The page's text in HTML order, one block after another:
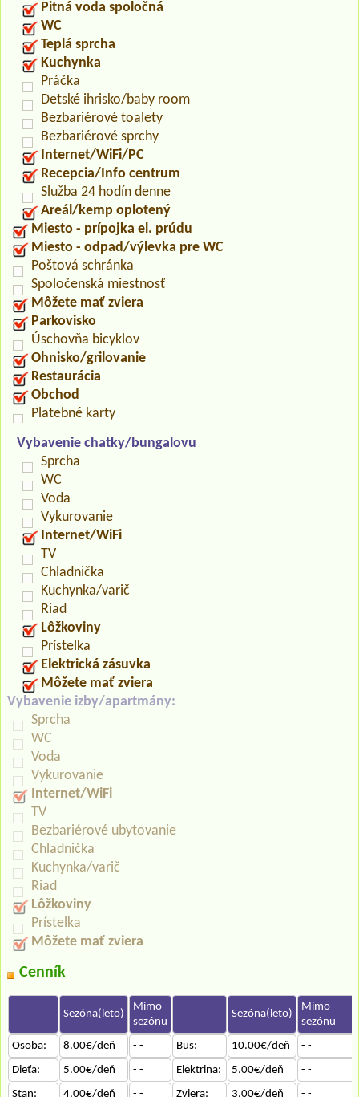
Pitná voda spoločná
WC
Teplá sprcha
Kuchynka
Práčka
Detské ihrisko/baby room
Bezbariérové toalety
Bezbariérové sprchy
Internet/WiFi/PC
Recepcia/Info centrum
Služba 24 hodín denne
Areál/kemp oplotený
Miesto - prípojka el. prúdu
Miesto - odpad/výlevka pre WC
Poštová schránka
Spoločenská miestnosť
Môžete mať zviera
Parkovisko
Úschovňa bicyklov
Ohnisko/grilovanie
Restaurácia
Obchod
Platebné karty
Vybavenie chatky/bungalovu
Sprcha
WC
Voda
Vykurovanie
Internet/WiFi
TV
Chladnička
Kuchynka/varič
Riad
Lôžkoviny
Prístelka
Elektrická zásuvka
Môžete mať zviera
Vybavenie izby/apartmány:
Sprcha
WC
Voda
Vykurovanie
Internet/WiFi
TV
Bezbariérové ubytovanie
Chladnička
Kuchynka/varič
Riad
Lôžkoviny
Prístelka
Môžete mať zviera
Cenník
Sezóna(leto)
Mimo
sezónu
Sezóna(leto)
Mimo
sezónu
Osoba:
8.00€/deň - - Bus: 10.00€/deň
- -
Dieťa:
5.00€/deň - - Elektrina: 5.00€/deň
- -
Stan:
4.00€/deň - - Zviera: 3.00€/deň
- -